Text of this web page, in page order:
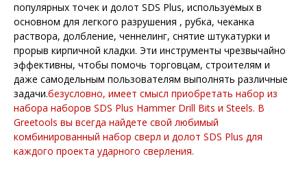
популярных точек и долот SDS Plus, используемых в
основном для легкого разрушения , рубка, чеканка
раствора, долбление, ченнелинг, снятие штукатурки и
прорыв кирпичной кладки. Эти инструменты чрезвычайно
эффективны, чтобы помочь торговцам, строителям и
даже самодельным пользователям выполнять различные
задачи.безусловно, имеет смысл приобретать набор из
набора наборов SDS Plus Hammer Drill Bits и Steels. В
Greetools вы всегда найдете свой любимый
комбинированный набор сверл и долот SDS Plus для
каждого проекта ударного сверления.